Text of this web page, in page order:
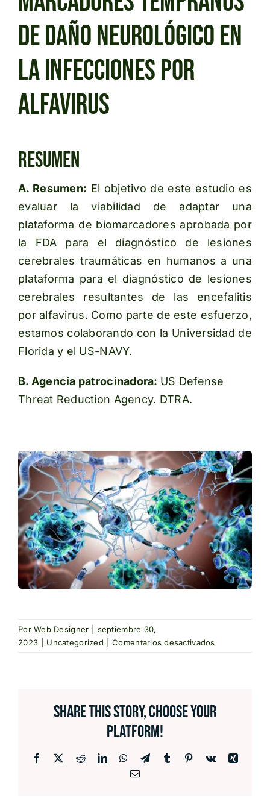
de daño neurológico en
la infecciones por
alfavirus
Resumen
A. Resumen: El objetivo de este estudio es
evaluar la viabilidad de adaptar una
plataforma de biomarcadores aprobada por
la FDA para el diagnóstico de lesiones
cerebrales traumáticas en humanos a una
plataforma para el diagnóstico de lesiones
cerebrales resultantes de las encefalitis
por alfavirus. Como parte de este esfuerzo,
estamos colaborando con la Universidad de
Florida y el US-NAVY.
B. Agencia patrocinadora: US Defense
Threat Reduction Agency. DTRA.
PorWeb Designer
septiembre 30,
2023
Uncategorized Comentarios desactivadosen
neurológico
por
Share This Story, Choose Your
Platform!
Facebook RedditLinkedInWhatsApp
TelegramTumblr Pinterest
Vk
Xing
Correo